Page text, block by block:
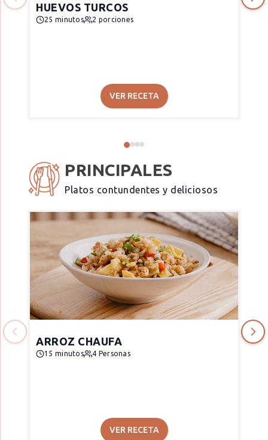
HUEVOS TURCOS
25 minutos 2 porciones
VER RECETA
PRINCIPALES
Platos contundentes y deliciosos
ARROZ CHAUFA
15 minutos 4 Personas
VER RECETA